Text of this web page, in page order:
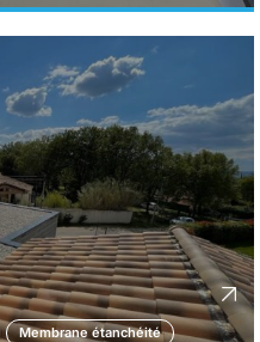
Membrane étanchéité